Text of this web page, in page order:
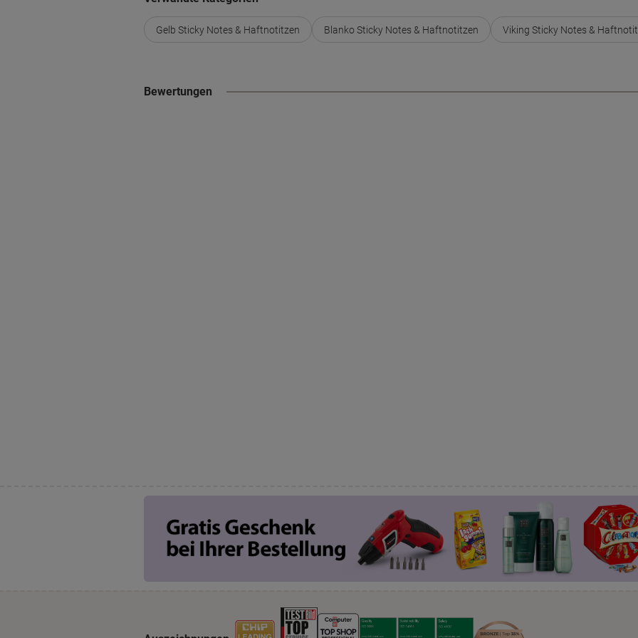
Gelb Sticky Notes & Haftnotitzen Blanko Sticky Notes & Haftnotitzen Viking Sticky Notes &
Bewertungen